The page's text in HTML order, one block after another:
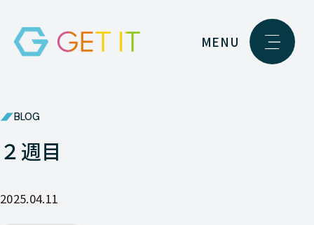
MENU
BLOG
２週目
2025.04.11